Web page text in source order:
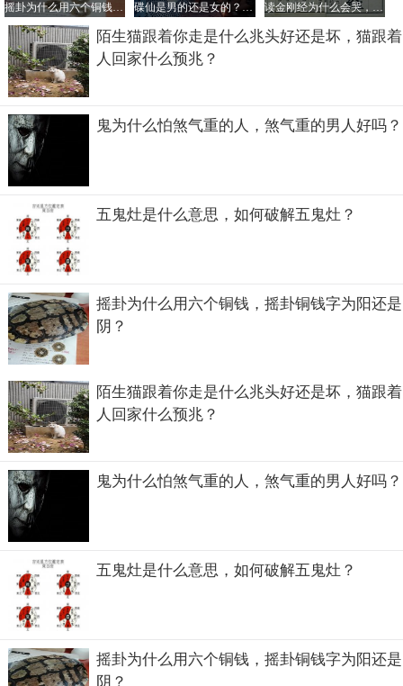
摇卦为什么用六个铜钱，摇卦铜钱字为阳还是阴？ 碟仙是男的还是女的？碟仙是不是真的存在 读金刚经为什么会哭，读金刚经会倒霉真的假的？
陌生猫跟着你走是什么兆头好还是坏，猫跟着
人回家什么预兆？
鬼为什么怕煞气重的人，煞气重的男人好吗？
五鬼灶是什么意思，如何破解五鬼灶？
摇卦为什么用六个铜钱，摇卦铜钱字为阳还是
阴？
陌生猫跟着你走是什么兆头好还是坏，猫跟着
人回家什么预兆？
鬼为什么怕煞气重的人，煞气重的男人好吗？
五鬼灶是什么意思，如何破解五鬼灶？
摇卦为什么用六个铜钱，摇卦铜钱字为阳还是
阴？